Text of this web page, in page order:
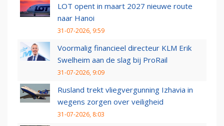
LOT opent in maart 2027 nieuwe route
naar Hanoi
31-07-2026, 9:59
Voormalig financieel directeur KLM Erik
Swelheim aan de slag bij ProRail
31-07-2026, 9:09
Rusland trekt vliegvergunning Izhavia in
wegens zorgen over veiligheid
31-07-2026, 8:03